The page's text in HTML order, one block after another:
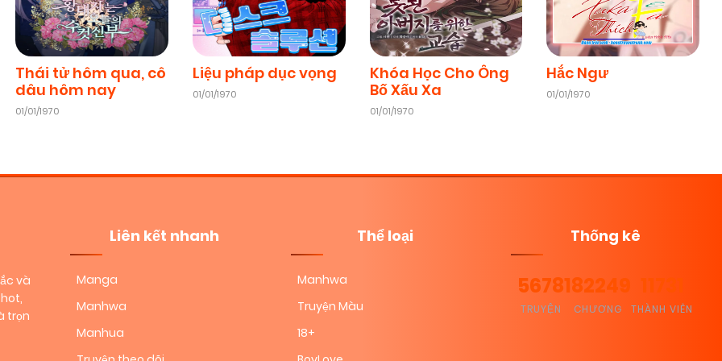
Chapter 11(VIP) 08/11/2025
Chapter 7(VIP) 08/11/2025
Chapter 5
08/11/2025
Thái tử hôm qua, cô
dâu hôm nay
01/01/1970
Liệu pháp dục vọng
01/01/1970
Khóa Học Cho Ông
Bố Xấu Xa
01/01/1970
Hắc Ngư
01/01/1970
và
trọn
Liên kết nhanh
Manga
Manhwa
Manhua
Thể loại
Manhwa
Truyện Màu
18+
Thống kê
5678
TRUYỆN
182249
CHƯƠNG THÀNH VIÊN